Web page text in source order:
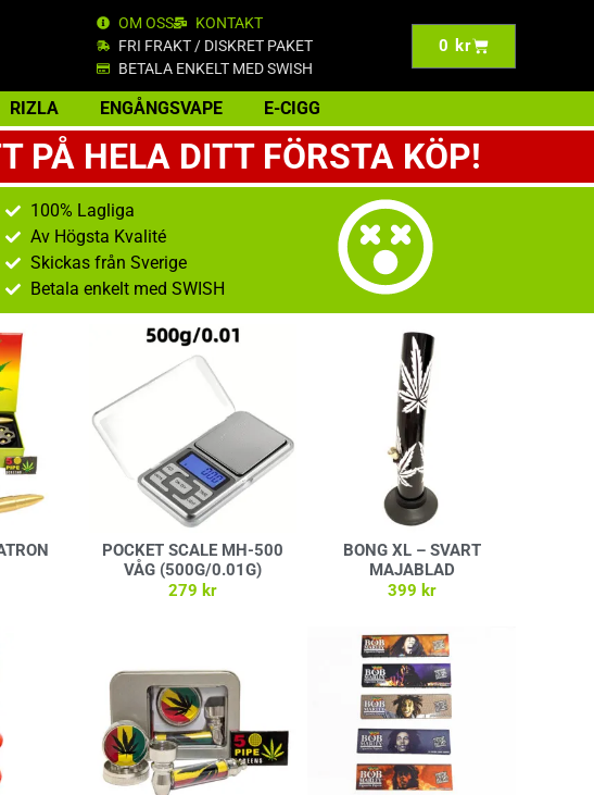
OM OSS
KONTAKT
FRI FRAKT / DISKRET PAKET
BETALA ENKELT MED SWISH
0 kr
RIZLA ENGÅNGSVAPE E-CIGG
PÅ HELA DITT FÖRSTA KÖP!
100% Lagliga
Av Högsta Kvalité
Skickas från Sverige
Betala enkelt med SWISH
POCKET SCALE MH-500
VÅG (500G/0.01G)
279 kr
BONG XL – SVART
MAJABLAD
399 kr